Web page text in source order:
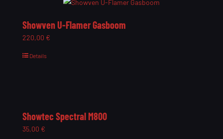
Showven U-Flamer Gasboom
220,00 €
Details
Showtec Spectral M800
35,00 €